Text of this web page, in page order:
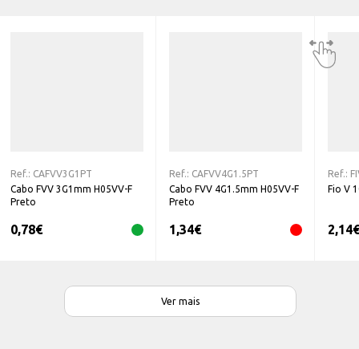
Ref.: CAFVV3G1PT
Cabo FVV 3G1mm H05VV-F
Preto
0,78€
Ref.: CAFVV4G1.5PT
Cabo FVV 4G1.5mm H05VV-F
Preto
1,34€
Ref.:
Fio V
2,14€
Ver mais